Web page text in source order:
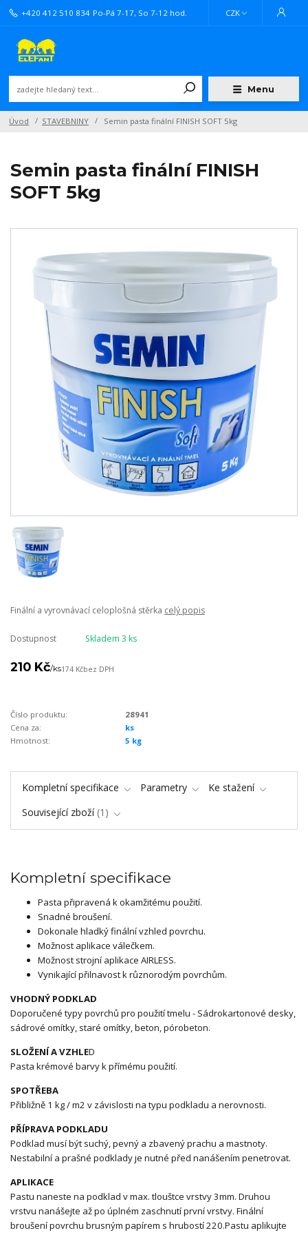
Menu
CZK
+420 412 510 834 Po-Pá 7-17, So 7-12 hod.
Úvod STAVEBNINY Semin pasta finální FINISH SOFT 5kg
Semin pasta finální FINISH
SOFT 5kg
Finální a vyrovnávací celoplošná stěrka celý popis
Dostupnost Skladem 3 ks
210 Kč/ks174 Kčbez DPH
Číslo produktu:
28941
Cena za:
ks
Hmotnost:
5 kg
Kompletní specifikace Parametry
Ke stažení
Související zboží 1
Kompletní specifikace
Pasta připravená k okamžitému použití.
Snadné broušení.
Dokonale hladký finální vzhled povrchu.
Možnost aplikace válečkem.
Možnost strojní aplikace AIRLESS.
Vynikající přilnavost k různorodým povrchům.
VHODNÝ PODKLAD
Doporučené typy povrchů pro použití tmelu - Sádrokartonové desky,
sádrové omítky, staré omítky, beton, pórobeton.
SLOŽENÍ A VZHLED
Pasta krémové barvy k přímému použití.
SPOTŘEBA
Přibližně 1 kg / m2 v závislosti na typu podkladu a nerovnosti.
PŘÍPRAVA PODKLADU
Podklad musí být suchý, pevný a zbavený prachu a mastnoty.
Nestabilní a prašné podklady je nutné před nanášením penetrovat.
APLIKACE
Pastu naneste na podklad v max. tlouštce vrstvy 3mm. Druhou
vrstvu nanášejte až po úplném zaschnutí první vrstvy. Finální
broušení povrchu brusným papírem s hrubostí 220.Pastu aplikujte